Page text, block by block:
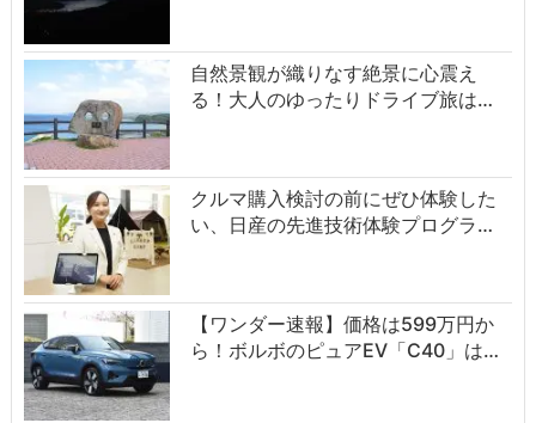
自然景観が織りなす絶景に心震え
る！大人のゆったりドライブ旅は…
クルマ購入検討の前にぜひ体験した
い、日産の先進技術体験プログラ…
【ワンダー速報】価格は599万円か
ら！ボルボのピュアEV「C40」は…